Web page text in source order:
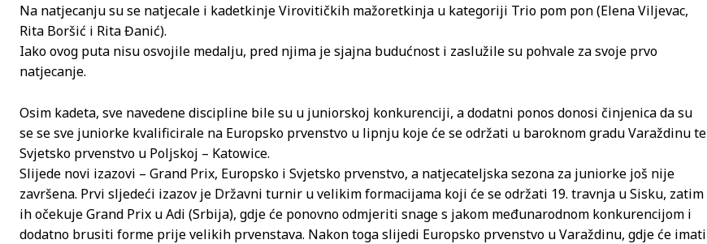
Na natjecanju su se natjecale i kadetkinje Virovitičkih mažoretkinja u kategoriji Trio pom pon (Elena Viljevac,
Rita Boršić i Rita Đanić).
Iako ovog puta nisu osvojile medalju, pred njima je sjajna budućnost i zaslužile su pohvale za svoje prvo
natjecanje.
Osim kadeta, sve navedene discipline bile su u juniorskoj konkurenciji, a dodatni ponos donosi činjenica da su
se se sve juniorke kvalificirale na Europsko prvenstvo u lipnju koje će se održati u baroknom gradu Varaždinu te
Svjetsko prvenstvo u Poljskoj – Katowice.
Slijede novi izazovi – Grand Prix, Europsko i Svjetsko prvenstvo, a natjecateljska sezona za juniorke još nije
završena. Prvi sljedeći izazov je Državni turnir u velikim formacijama koji će se održati 19. travnja u Sisku, zatim
ih očekuje Grand Prix u Adi (Srbija), gdje će ponovno odmjeriti snage s jakom međunarodnom konkurencijom i
dodatno brusiti forme prije velikih prvenstava. Nakon toga slijedi Europsko prvenstvo u Varaždinu, gdje će imati